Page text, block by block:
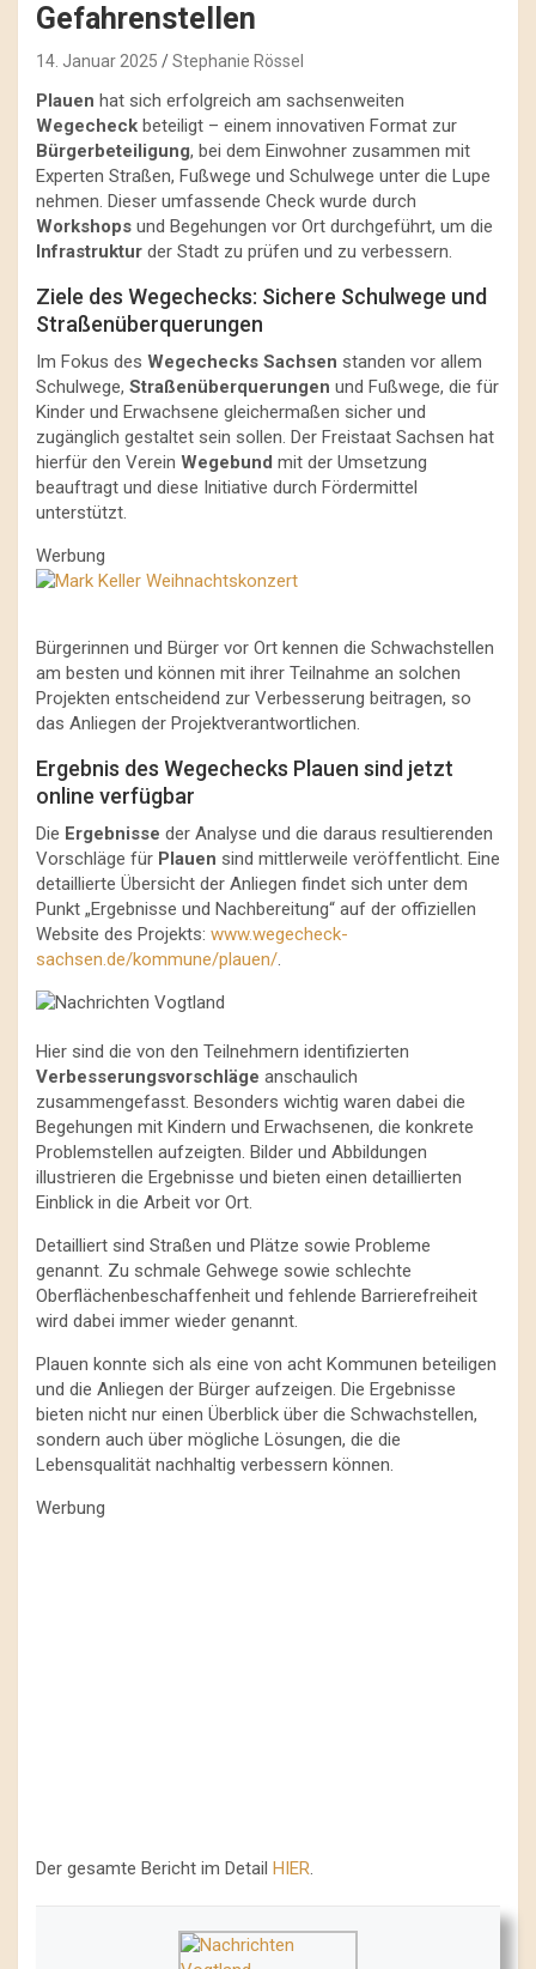
Gefahrenstellen
14. Januar 2025 Stephanie Rössel
Plauen hat sich erfolgreich am sachsenweiten
Wegecheck beteiligt – einem innovativen Format zur
Bürgerbeteiligung, bei dem Einwohner zusammen mit
Experten Straßen, Fußwege und Schulwege unter die Lupe
nehmen. Dieser umfassende Check wurde durch
Workshops und Begehungen vor Ort durchgeführt, um die
Infrastruktur der Stadt zu prüfen und zu verbessern.
Ziele des Wegechecks: Sichere Schulwege und
Straßenüberquerungen
Im Fokus des Wegechecks Sachsen standen vor allem
Schulwege, Straßenüberquerungen und Fußwege, die für
Kinder und Erwachsene gleichermaßen sicher und
zugänglich gestaltet sein sollen. Der Freistaat Sachsen hat
hierfür den Verein Wegebund mit der Umsetzung
beauftragt und diese Initiative durch Fördermittel
unterstützt.
Werbung
Bürgerinnen und Bürger vor Ort kennen die Schwachstellen
am besten und können mit ihrer Teilnahme an solchen
Projekten entscheidend zur Verbesserung beitragen, so
das Anliegen der Projektverantwortlichen.
Ergebnis des Wegechecks Plauen sind jetzt
online verfügbar
Die Ergebnisse der Analyse und die daraus resultierenden
Vorschläge für Plauen sind mittlerweile veröffentlicht. Eine
detaillierte Übersicht der Anliegen findet sich unter dem
Punkt „Ergebnisse und Nachbereitung“ auf der offiziellen
Website des Projekts: www.wegecheck-
sachsen.de/kommune/plauen/.
Hier sind die von den Teilnehmern identifizierten
Verbesserungsvorschläge anschaulich
zusammengefasst. Besonders wichtig waren dabei die
Begehungen mit Kindern und Erwachsenen, die konkrete
Problemstellen aufzeigten. Bilder und Abbildungen
illustrieren die Ergebnisse und bieten einen detaillierten
Einblick in die Arbeit vor Ort.
Detailliert sind Straßen und Plätze sowie Probleme
genannt. Zu schmale Gehwege sowie schlechte
Oberflächenbeschaffenheit und fehlende Barrierefreiheit
wird dabei immer wieder genannt.
Plauen konnte sich als eine von acht Kommunen beteiligen
und die Anliegen der Bürger aufzeigen. Die Ergebnisse
bieten nicht nur einen Überblick über die Schwachstellen,
sondern auch über mögliche Lösungen, die die
Lebensqualität nachhaltig verbessern können.
Werbung
Der gesamte Bericht im Detail HIER.